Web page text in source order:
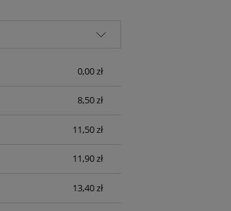
0,00 zł
8,50 zł
11,50 zł
11,90 zł
13,40 zł